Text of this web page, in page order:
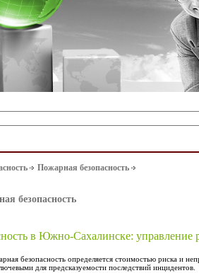
Пожарная безопасность
безопасность
в Южно-Сахалинске: управление
безопасность определяется стоимостью риска и
для предсказуемости последствий инцидентов.